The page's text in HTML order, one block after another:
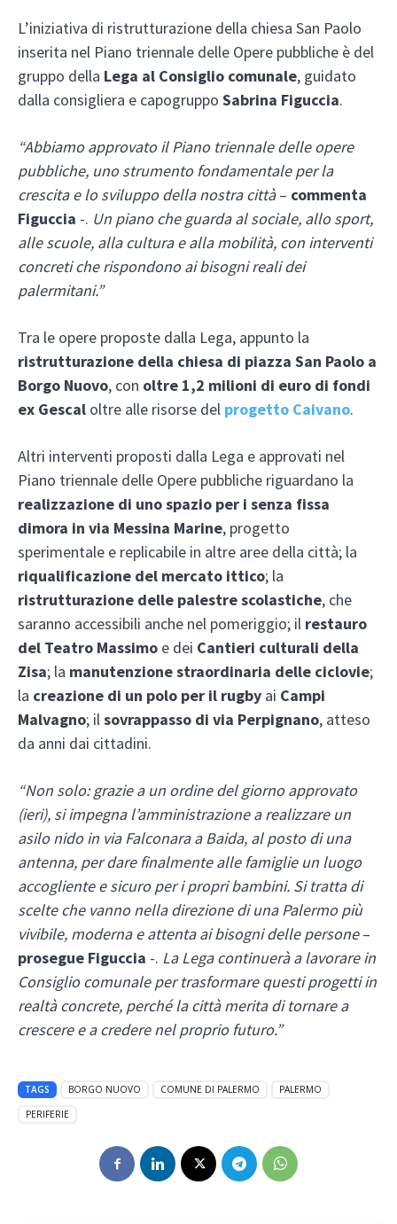
L’iniziativa di ristrutturazione della chiesa San Paolo
inserita nel Piano triennale delle Opere pubbliche è del
gruppo della Lega al Consiglio comunale, guidato
dalla consigliera e capogruppo Sabrina Figuccia.
“Abbiamo approvato il Piano triennale delle opere
pubbliche, uno strumento fondamentale per la
crescita e lo sviluppo della nostra città– commenta
Figuccia -. Un piano che guarda al sociale, allo sport,
alle scuole, alla cultura e alla mobilità, con interventi
concreti che rispondono ai bisogni reali dei
palermitani.”
Tra le opere proposte dalla Lega, appunto la
ristrutturazione della chiesa di piazza San Paolo a
Borgo Nuovo, con oltre 1,2 milioni di euro di fondi
ex Gescal oltre alle risorse del progetto Caivano.
Altri interventi proposti dalla Lega e approvati nel
Piano triennale delle Opere pubbliche riguardano la
realizzazione di uno spazio per i senza fissa
dimora in via Messina Marine, progetto
sperimentale e replicabile in altre aree della città; la
riqualificazione del mercato ittico; la
ristrutturazione delle palestre scolastiche, che
saranno accessibili anche nel pomeriggio; il restauro
del Teatro Massimo e dei Cantieri culturali della
Zisa; la manutenzione straordinaria delle ciclovie;
la creazione di un polo per il rugby ai Campi
Malvagno; ilsovrappasso di via Perpignano, atteso
da anni dai cittadini.
“Non solo: grazie a un ordine del giorno approvato
(ieri), si impegna l’amministrazione a realizzare un
asilo nido in via Falconara a Baida, al posto di una
antenna, per dare finalmente alle famiglie un luogo
accogliente e sicuro per i propri bambini. Si tratta di
scelte che vanno nella direzione di una Palermo più
vivibile, moderna e attenta ai bisogni delle persone–
prosegue Figuccia -. La Lega continuerà a lavorare in
Consiglio comunale per trasformare questi progetti in
realtà concrete, perché la città merita di tornare a
crescere e a credere nel proprio futuro.”
TAGS BORGO NUOVO COMUNE DI PALERMO
PALERMO
PERIFERIE